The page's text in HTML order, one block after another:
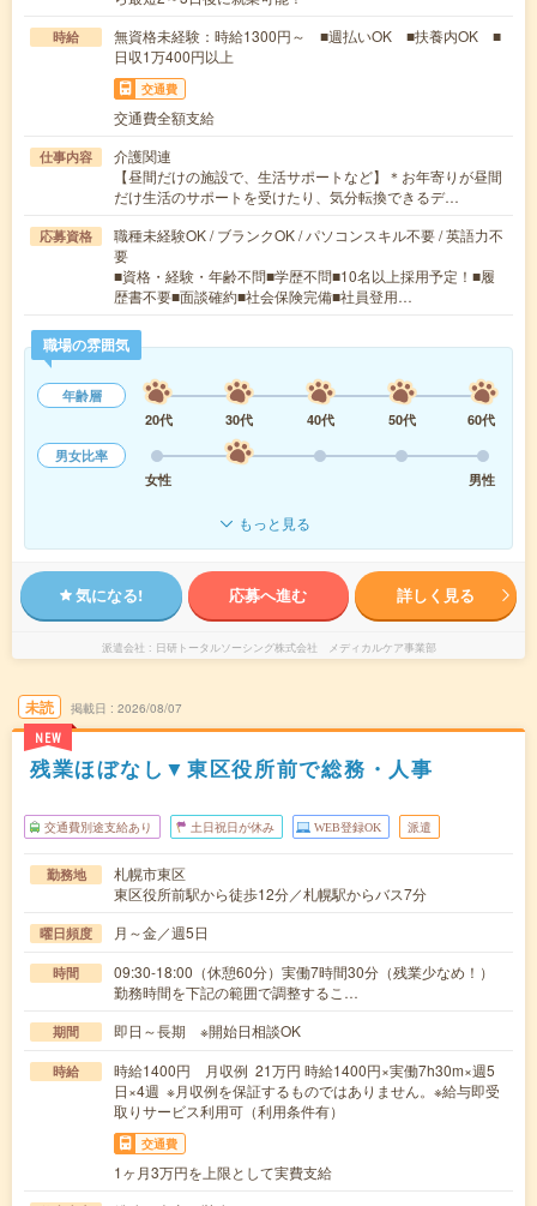
時給
無資格未経験：時給1300円～ ■週払いOK ■扶養内OK ■
日収1万400円以上
交通費
交通費全額支給
仕事内容
介護関連
【昼間だけの施設で、生活サポートなど】＊お年寄りが昼間
だけ生活のサポートを受けたり、気分転換できるデ…
応募資格
職種未経験OK / ブランクOK / パソコンスキル不要 / 英語力不
要
■資格・経験・年齢不問■学歴不問■10名以上採用予定！■履
歴書不要■面談確約■社会保険完備■社員登用…
職場の雰囲気
年齢層
20代
30代 40代 50代
60代
男女比率
女性
男性
もっと見る
気になる! 応募へ進む 詳しく見る
派遣会社 日研トータルソーシング株式会社 メディカルケア事業部
未読
NEW
掲載日 2026/08/07
残業ほぼなし▼東区役所前で総務・人事
交通費別途支給あり 土日祝日が休み WEB登録OK 派遣
勤務地
札幌市東区
東区役所前駅から徒歩12分／札幌駅からバス7分
曜日頻度 月～金／週5日
時間
09:30-18:00（休憩60分）実働7時間30分（残業少なめ！）
勤務時間を下記の範囲で調整するこ…
期間 即日～長期 ※開始日相談OK
時給
時給1400円 月収例 21万円 時給1400円×実働7h30m×週5
日×4週 ※月収例を保証するものではありません。※給与即受
取りサービス利用可（利用条件有）
交通費
1ヶ月3万円を上限として実費支給